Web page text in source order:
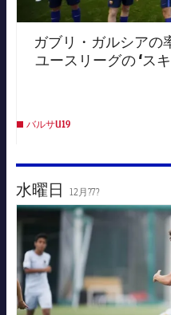
ガブリ・ガルシアの
ユースリーグの ‘ス
バルサU19
水曜日 12月?7?